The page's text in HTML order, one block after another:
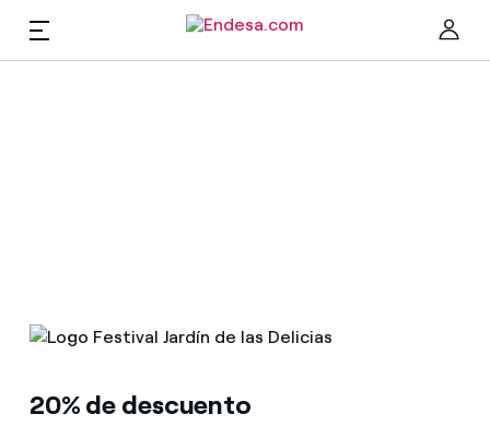
Compara nuestras tarifas de empresa y ahorra
Movilidad
PARA TI
ES
20% de descuento